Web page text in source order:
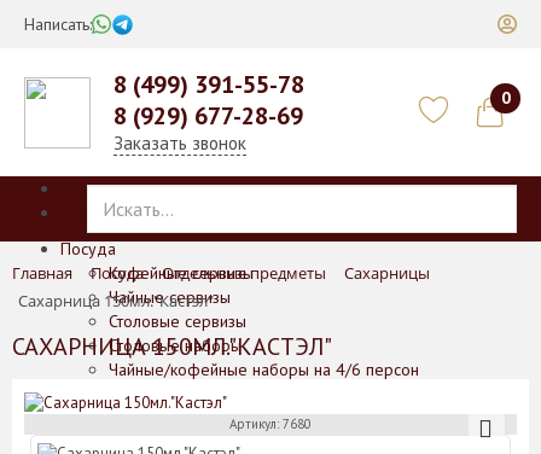
Написать:
8 (499) 391-55-78
8 (929) 677-28-69
Заказать звонок
0
Каталог
Посуда
Кофейные сервизы
Чайные сервизы
Столовые сервизы
Столовые наборы
Чайные/кофейные наборы на 4/6 персон
Подарочные наборы для чая и кофе
Отдельные предметы
Баночки для печенья/меда/горчицы
Главная Посуда Отдельные предметы
Сахарницы
Сахарница 150мл."Кастэл"
САХАРНИЦА 150МЛ."КАСТЭЛ"
Артикул: 7680